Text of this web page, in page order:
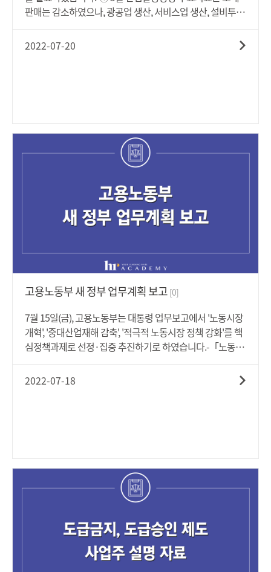
판매는 감소하였으나, 광공업 생산, 서비스업 생산, 설비투자,
월비7.3%), 서비스업 생산(전월비1.1%,전년동월비7.5%)이
모두 늘며 全산업 생산(전월비0.8%, 전년동월비7.1%) 증가▪
6월 고용은 취업자 수 증가세 지속, 물가는 상승폭 확대▪ 6월
취업자는 전년동월대비 84.1만명 증가(5월 93.5만명 → 6월
84.1만명), 실업률은 3.0%로 전년동월대비 0.8%p 하락▪ 6월
소비자물가는 석유류 오름세 확대 등으로 전년동월대비
6.0% 상승(5월 5.4% → 6월 6.0%), 물가의 기조적 흐름을 보
여주는 근원물가는 4.4% 상승③ 6월 중 금융시장은 글로벌
인플레 압력에 따른 美 금리인상 등 주요국 통화 긴축 우려가
중 주택시장은 매매가격 및 전세가격 모두 전월대비 하락 전
환④ 최근 우리 경제는 고용과 대면서비스업 회복으로 내수
가 완만한 개선을 이어가고 있으나, 대외여건 악화 지속 등으
로 물가상승세가 확대되고 향수 수출회복세 제약 등 경기둔
화 우려-보다 자세한 사항은 아래 '첨부파일'을 통해 살펴보
시기 바랍니다.
2022-07-20
고용노동부 새 정부 업무계획 보고 [0]
7월 15일(금), 고용노동부는 대통령 업무보고에서 '노동시장
개혁', '중대산업재해 감축', '적극적 노동시장 정책 강화'를 핵
심정책과제로 선정·집중 추진하기로 하였습니다.-「노동시
가 중심 '미래 노동시장 연구회' 운영, 그 결과를 토대로 입법
전환▪ 산업재해 취약부문, 원·하청 등을 중심으로 현재 1.1조
원 규모의 재정지원을 지속 확대하여 실질적 변화 유도▪ 「중
대재해처벌법」은 현장의 불확실성을 조속히 해소하기 위해
올해 말까지 시행령 개정 추진▪'23.7월부터 특고·플랫폼 종
사자에게 산재보험 전면 적용「적극적 노동시장정책 강
화」추진계획▪ 유사 중복·저성과 직접일자리 사업 등 폐지·
감액, 매년 데이터 기반 평가를 통해 일자리사업 효율화 지속
2022-07-18